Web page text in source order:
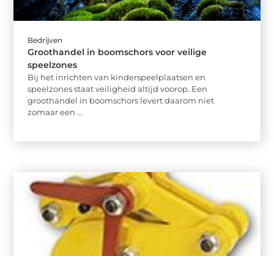
Bedrijven
Groothandel in boomschors voor veilige
speelzones
Bij het inrichten van kinderspeelplaatsen en
speelzones staat veiligheid altijd voorop. Een
groothandel in boomschors levert daarom niet
zomaar een ...